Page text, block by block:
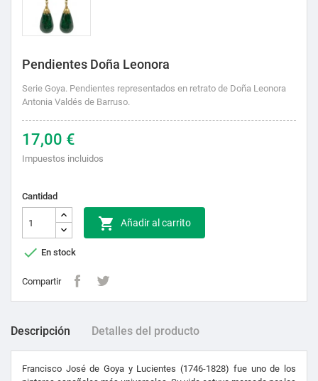
Pendientes Doña Leonora
Serie Goya. Pendientes representados en retrato de Doña Leonora
Antonia Valdés de Barruso.
17,00 €
Impuestos incluidos
Cantidad
 Añadir al carrito
 En stock
Compartir
Descripción Detalles del producto
Francisco José de Goya y Lucientes (1746-1828) fue uno de los